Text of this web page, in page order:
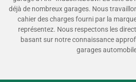
déjà de nombreux garages. Nous
cahier des charges fourni par la
représentez. Nous respectons les
basant sur notre connaissance
garages